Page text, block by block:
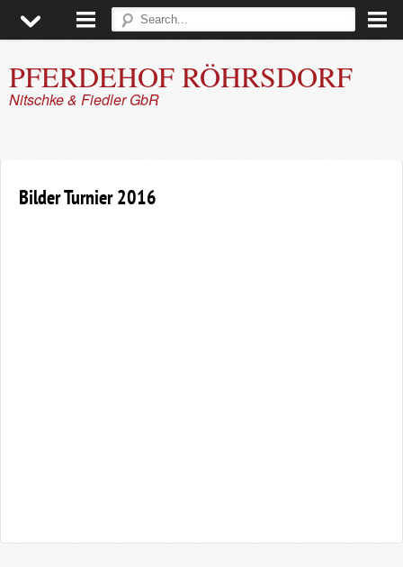
PFERDEHOF RÖHRSDORF
Nitschke & Fiedler GbR
Bilder Turnier 2016